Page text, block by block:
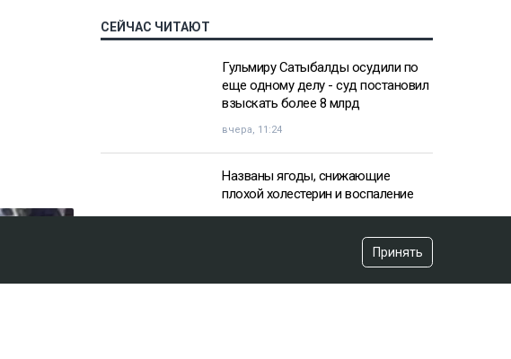
СЕЙЧАС ЧИТАЮТ
Гульмиру Сатыбалды осудили по
еще одному делу - суд постановил
взыскать более 8 млрд
вчера, 11:24
Названы ягоды, снижающие
плохой холестерин и воспаление
Принять